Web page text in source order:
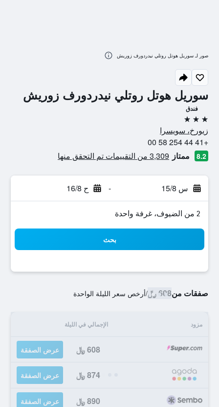
سوريل هوتل روتلي نيدردورف زوريش
فندق
3 نجوم
زيورخ، سويسرا
+41 44 254 58 00
8.2 ممتاز 3,309 من التقييمات تم التحقق منها
س 15/8 - ح 16/8
2 من الضيوف، غرفة واحدة
بحث
صفقات من608 ﷼ /أرخص سعر الليلة الواحدة
مزود الإجمالي في الليلة
608 ﷼ عرض الصفقة
874 ﷼ عرض الصفقة
890 ﷼ عرض الصفقة
صور لـ سوريل هوتل روتلي نيدردورف زوريش